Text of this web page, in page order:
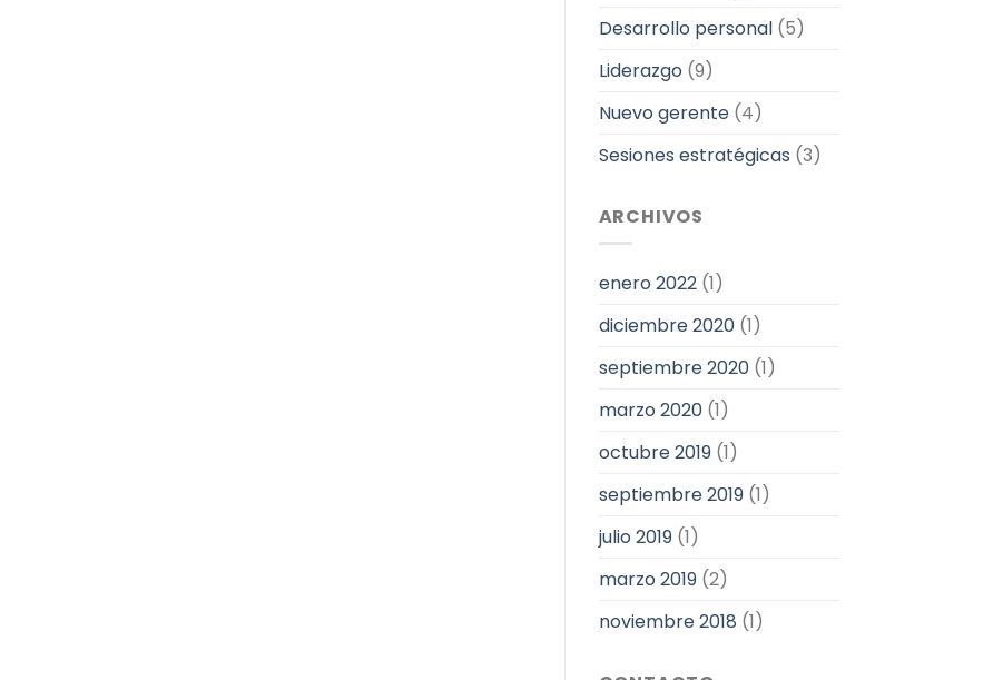
Desarrollo personal(5)
Liderazgo (9)
Nuevo gerente(4)
Sesiones estratégicas (3)
ARCHIVOS
enero 2022(1)
diciembre 2020(1)
septiembre 2020(1)
marzo 2020(1)
octubre 2019(1)
septiembre 2019(1)
julio 2019(1)
marzo 2019(2)
noviembre 2018 (1)